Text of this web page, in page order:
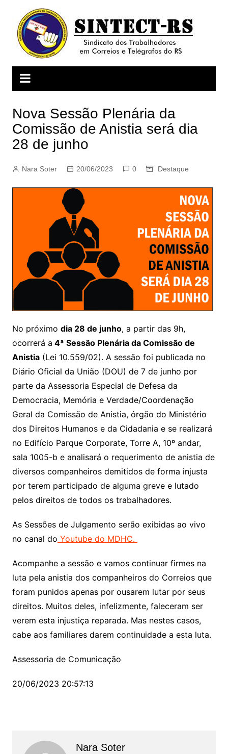
conteúdo
Nova Sessão Plenária da
Comissão de Anistia será dia
28 de junho
Nara Soter 20/06/2023 0 Destaque
No próximo dia 28 de junho, a partir das 9h,
ocorrerá a 4ª Sessão Plenária da Comissão de
Anistia(Lei 10.559/02). A sessão foi publicada no
Diário Oficial da União (DOU) de 7 de junho por
parte da Assessoria Especial de Defesa da
Democracia, Memória e Verdade/Coordenação
Geral da Comissão de Anistia, órgão do Ministério
dos Direitos Humanos e da Cidadania e se realizará
no Edifício Parque Corporate, Torre A, 10º andar,
sala 1005-b e analisará o requerimento de anistia de
diversos companheiros demitidos de forma injusta
por terem participado de alguma greve e lutado
pelos direitos de todos os trabalhadores.
As Sessões de Julgamento serão exibidas ao vivo
no canal do Youtube do MDHC.
Acompanhe a sessão e vamos continuar firmes na
luta pela anistia dos companheiros do Correios que
foram punidos apenas por ousarem lutar por seus
direitos. Muitos deles, infelizmente, faleceram ser
verem esta injustiça reparada. Mas nestes casos,
cabe aos familiares darem continuidade a esta luta.
Assessoria de Comunicação
20/06/2023 20:57:13
Nara Soter